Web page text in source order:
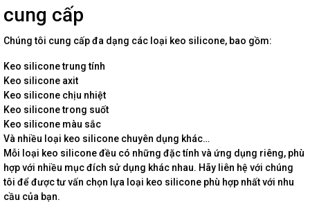
cung cấp
Chúng tôi cung cấp đa dạng các loại keo silicone, bao gồm:
Keo silicone trung tính
Keo silicone axit
Keo silicone chịu nhiệt
Keo silicone trong suốt
Keo silicone màu sắc
Và nhiều loại keo silicone chuyên dụng khác…
Mỗi loại keo silicone đều có những đặc tính và ứng dụng riêng, phù
hợp với nhiều mục đích sử dụng khác nhau. Hãy liên hệ với chúng
tôi để được tư vấn chọn lựa loại keo silicone phù hợp nhất với nhu
cầu của bạn.